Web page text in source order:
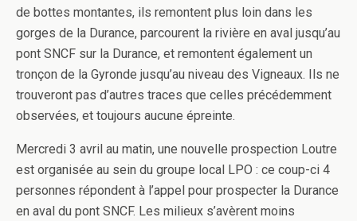
de bottes montantes, ils remontent plus loin dans les
gorges de la Durance, parcourent la rivière en aval jusqu’au
pont SNCF sur la Durance, et remontent également un
tronçon de la Gyronde jusqu’au niveau des Vigneaux. Ils ne
trouveront pas d’autres traces que celles précédemment
observées, et toujours aucune épreinte.
Mercredi 3 avril au matin, une nouvelle prospection Loutre
est organisée au sein du groupe local LPO : ce coup-ci 4
personnes répondent à l’appel pour prospecter la Durance
en aval du pont SNCF. Les milieux s’avèrent moins